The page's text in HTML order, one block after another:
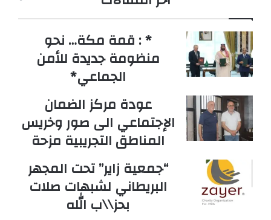
* : قمة مكة… نحو
منظومة جديدة للأمن
الجماعي*
عودة مركز الضمان
الإجتماعي الى صور وخريس
المناطق التجريبية مزحة
“جمعية زاير” تحت المجهر
البريطاني لشبهات صلات
بحز\\ب الله